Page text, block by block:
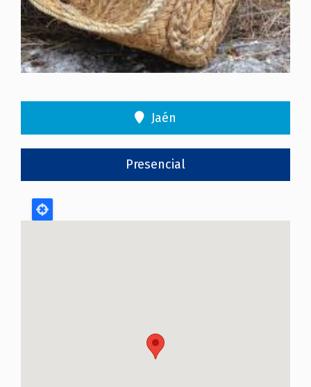
Jaén
Presencial